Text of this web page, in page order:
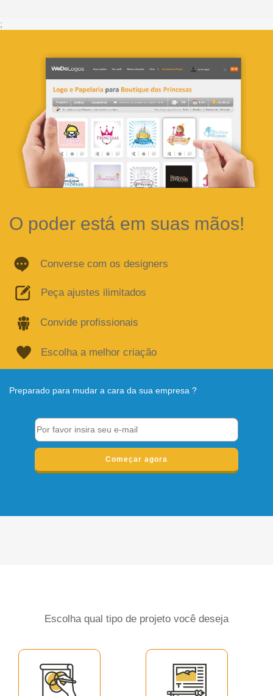
;
O poder está em suas mãos!
Converse com os designers
Peça ajustes ilimitados
Convide profissionais
Escolha a melhor criação
Preparado para mudar a cara da sua empresa ?
Começar agora
Escolha qual tipo de projeto você deseja